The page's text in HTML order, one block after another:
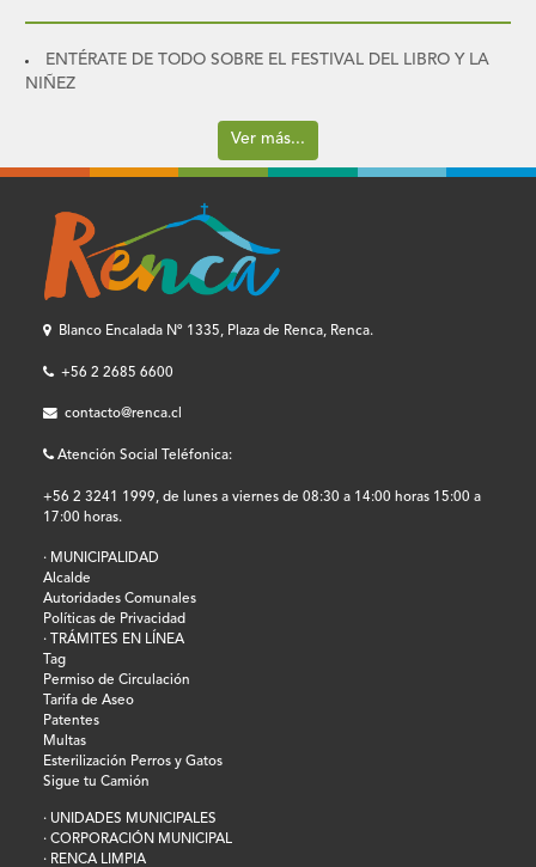
ENTÉRATE DE TODO SOBRE EL FESTIVAL DEL LIBRO Y LA
NIÑEZ
Ver más...
Blanco Encalada Nº 1335, Plaza de Renca, Renca.
+56 2 2685 6600
contacto@renca.cl
Atención Social Teléfonica:
+56 2 3241 1999, de lunes a viernes de 08:30 a 14:00 horas 15:00 a
17:00 horas.
· MUNICIPALIDAD
Alcalde
Autoridades Comunales
Políticas de Privacidad
· TRÁMITES EN LÍNEA
Tag
Permiso de Circulación
Tarifa de Aseo
Patentes
Multas
Esterilización Perros y Gatos
Sigue tu Camión
· UNIDADES MUNICIPALES
· CORPORACIÓN MUNICIPAL
· RENCA LIMPIA